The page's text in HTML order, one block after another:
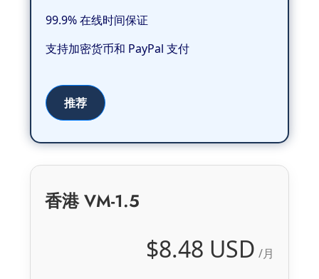
99.9% 在线时间保证
支持加密货币和 PayPal 支付
推荐
香港 VM-1.5
$8.48 USD /月